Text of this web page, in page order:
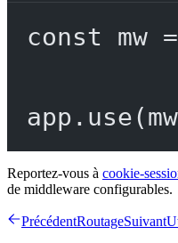
const mw =
app. use(mw
Reportez-vous à cookie-
de middleware configurables.
PrécédentRoutageSuivant